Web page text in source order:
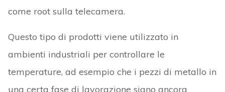
come root sulla telecamera.
Questo tipo di prodotti viene utilizzato in
ambienti industriali per controllare le
temperature, ad esempio che i pezzi di metallo in
una certa fase di lavorazione siano ancora